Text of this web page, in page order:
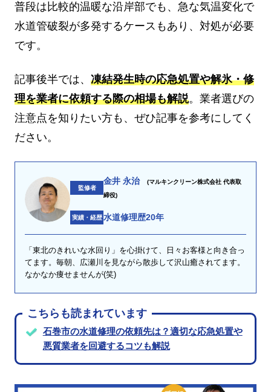
普段は比較的温暖な沿岸部でも、急な気温変化で
水道管破裂が多発するケースもあり、対処が必要
です。
記事後半では、 凍結発生時の応急処置や解氷・修
理を業者に依頼する際の相場も解説。業者選びの
注意点を知りたい方も、ぜひ記事を参考にしてく
ださい。
監修者
金井 永治
(マルキンクリーン株式会社 代表取
締役)
実績・経歴 水道修理歴20年
「東北のきれいな水回り」を心掛けて、日々お客様と向き合っ
てます。毎朝、広瀬川を見ながら散歩して沢山癒されてます。
なかなか痩せませんが(笑)
こちらも読まれています
石巻市の水道修理の依頼先は？適切な応急処置や
悪質業者を回避するコツも解説